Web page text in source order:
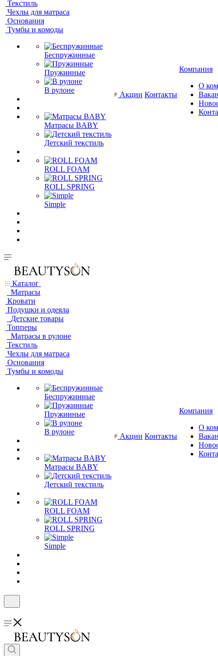
Текстиль
Чехлы для матраса
Основания
Тумбы и комоды
Беспружинные
Пружинные
В рулоне
Матрасы BABY
Детский текстиль
ROLL FOAM
ROLL SPRING
Simple
Акции Контакты
Компания
О
Каталог
Матрасы
Кровати
Подушки и одеяла
Детские товары
Топперы
Матрасы в рулоне
Текстиль
Чехлы для матраса
Основания
Тумбы и комоды
Беспружинные
Пружинные
В рулоне
Матрасы BABY
Детский текстиль
ROLL FOAM
ROLL SPRING
Simple
Акции Контакты
Компания
О